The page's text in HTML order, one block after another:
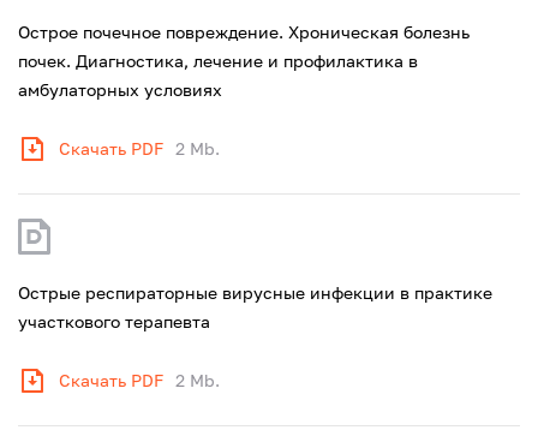
Острое почечное повреждение. Хроническая болезнь
почек. Диагностика, лечение и профилактика в
амбулаторных условиях
Скачать PDF 2 Mb.
Острые респираторные вирусные инфекции в практике
участкового терапевта
Скачать PDF 2 Mb.